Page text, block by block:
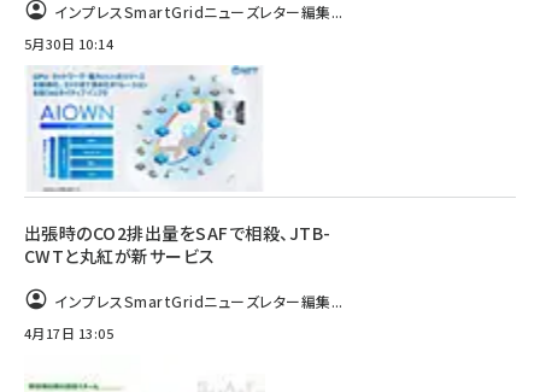
インプレスSmartGridニューズレター編集...
5月30日 10:14
出張時のCO2排出量をSAFで相殺、JTB-
CWTと丸紅が新サービス
インプレスSmartGridニューズレター編集...
4月17日 13:05